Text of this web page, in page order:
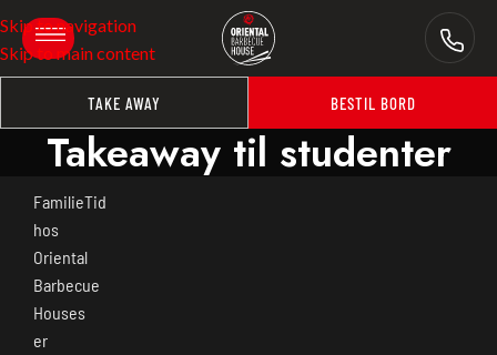
Skip to navigation
Skip to main content
TAKE AWAY BESTIL BORD
Takeaway til studenter
FamilieTid
hos
Oriental
Barbecue
Houses
er